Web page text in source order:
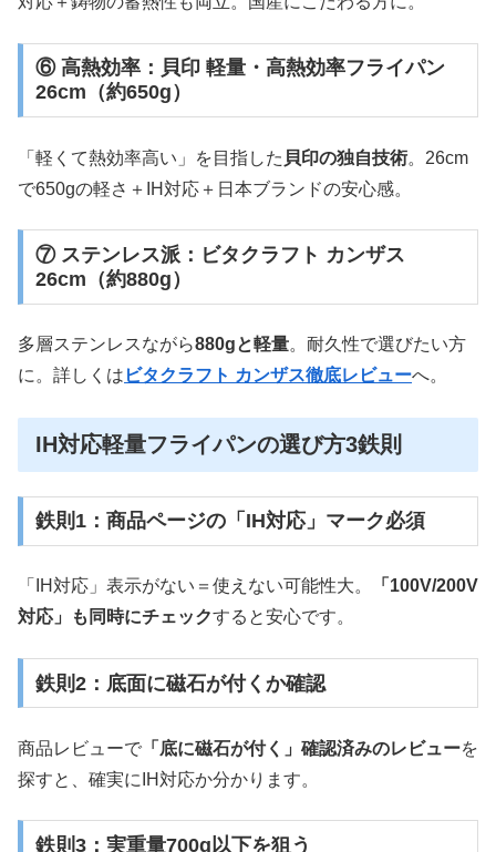
⑥ 高熱効率：貝印 軽量・高熱効率フライパン
26cm（約650g）
「軽くて熱効率高い」を目指した 貝印の独自技術。26cm
で650gの軽さ＋IH対応＋日本ブランドの安心感。
⑦ ステンレス派：ビタクラフト カンザス
26cm（約880g）
多層ステンレスながら880gと軽量。耐久性で選びたい方
に。詳しくは ビタクラフト カンザス徹底レビューへ。
IH対応軽量フライパンの選び方3鉄則
鉄則1：商品ページの「IH対応」マーク必須
「IH対応」表示がない＝使えない可能性大。
「100V/200V
対応」も同時にチェックすると安心です。
鉄則2：底面に磁石が付くか確認
商品レビューで 「底に磁石が付く」確認済みのレビューを
探すと、確実にIH対応か分かります。
鉄則3：実重量700g以下を狙う